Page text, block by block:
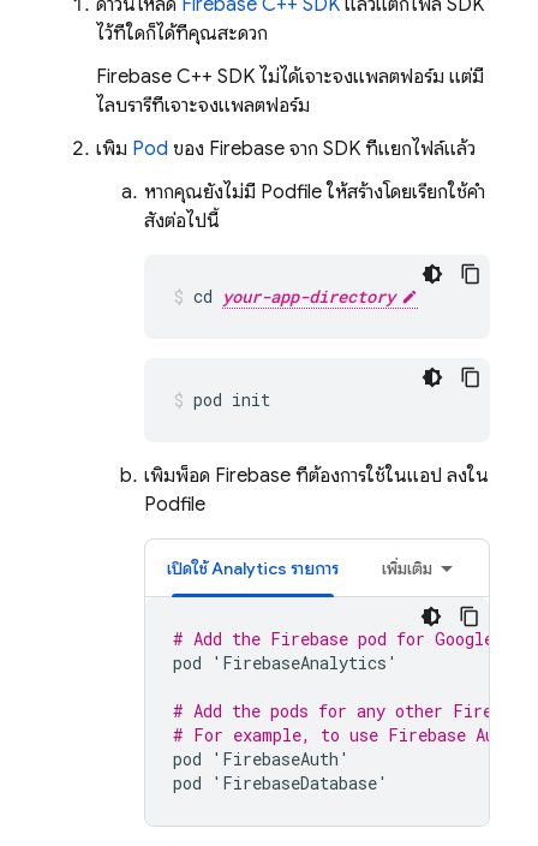
ดาวน์โหลด Firebase C++ SDK แล้วแตกไฟล์ SDK
ไว้ที่ใดก็ได้ที่คุณสะดวก
Firebase C++ SDK ไม่ได้เจาะจงแพลตฟอร์ม แต่มี
ไลบรารีที่เจาะจงแพลตฟอร์ม
เพิ่ม Pod ของ Firebase จาก SDK ที่แยกไฟล์แล้ว
หากคุณยังไม่มี Podfile ให้สร้างโดยเรียกใช้คำ
สั่งต่อไปนี้
cd your-app-directory
pod init
เพิ่มพ็อด Firebase ที่ต้องการใช้ในแอป ลงใน
Podfile
เปิดใช้Analytics รายการ เพิ่มเติม
# Add the Firebase pod for Google
pod
' FirebaseAnalytics '
# Add the pods for any other
# For example, to use Firebase
pod
' FirebaseAuth '
pod
' FirebaseDatabase'